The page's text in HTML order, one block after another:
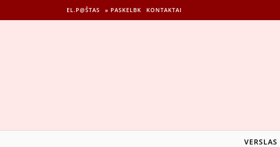
EL.P@ŠTAS » PASKELBK KONTAKTAI
VERSLAS